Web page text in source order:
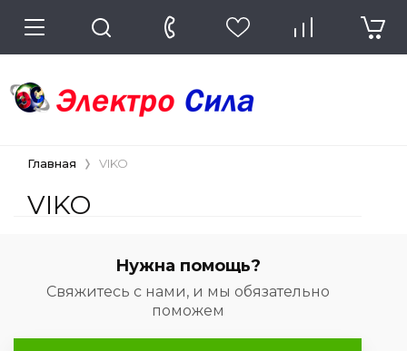
Главная VIKO
VIKO
Нужна помощь?
Свяжитесь с нами, и мы обязательно
поможем